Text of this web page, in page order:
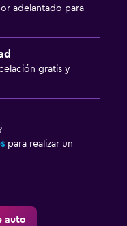
adelantado para
gratis y
para realizar un
auto